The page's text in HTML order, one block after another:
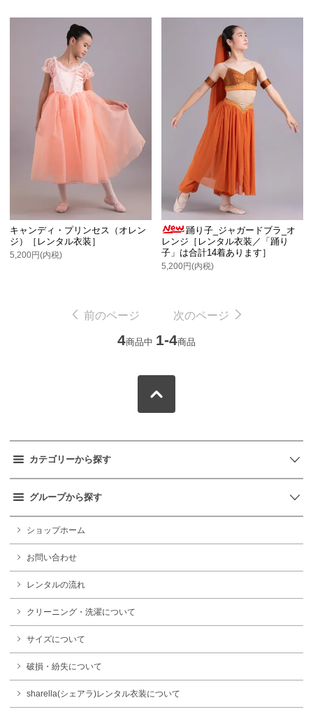
キャンディ・プリンセス（オレン
ジ）［レンタル衣装］
5,200円(内税)
踊り子_ジャガードブラ_オ
レンジ［レンタル衣装／「踊り
子」は合計14着あります］
5,200円(内税)
前のページ 次のページ
4商品中 1-4商品
カテゴリーから探す
グループから探す
ショップホーム
お問い合わせ
レンタルの流れ
クリーニング・洗濯について
サイズについて
破損・紛失について
sharella(シェアラ)レンタル衣装について